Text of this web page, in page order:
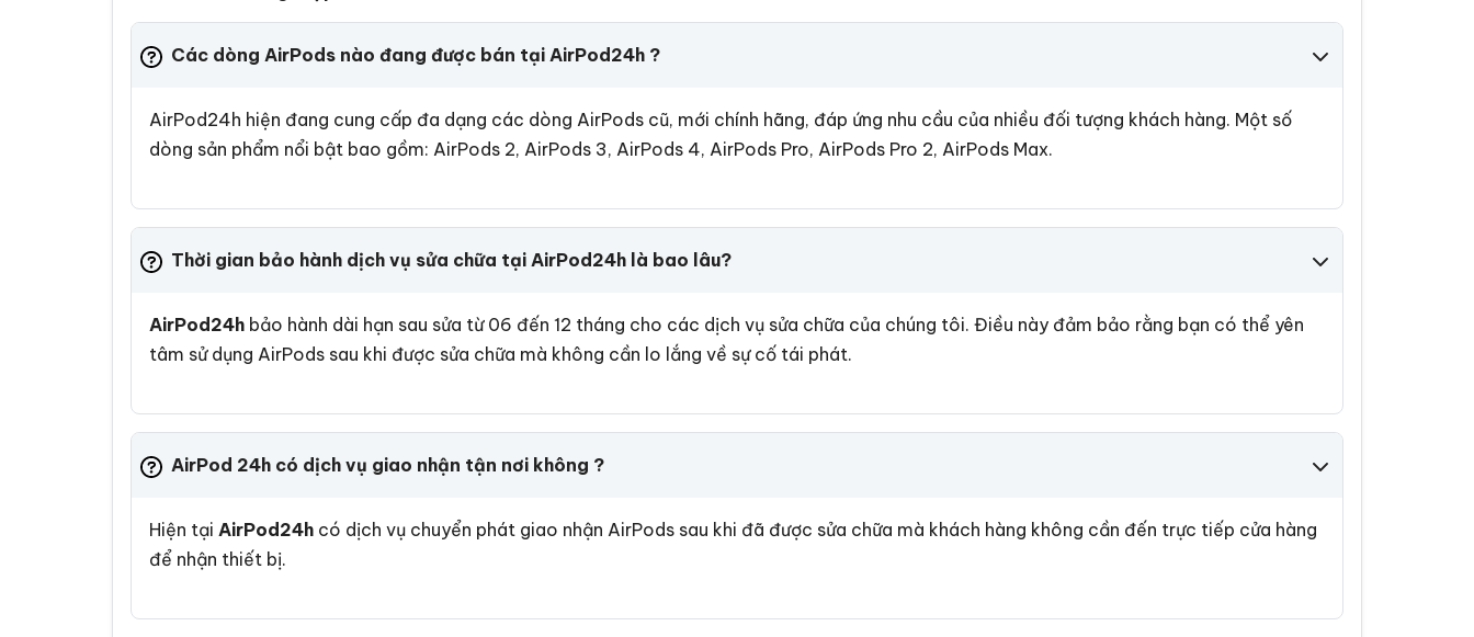
Các dòng AirPods nào đang được bán tại AirPod24h ?
AirPod24h hiện đang cung cấp đa dạng các dòng AirPods cũ, mới chính hãng, đáp ứng nhu cầu của nhiều đối tượng khách hàng. Một số
dòng sản phẩm nổi bật bao gồm: AirPods 2, AirPods 3, AirPods 4, AirPods Pro, AirPods Pro 2, AirPods Max.
Thời gian bảo hành dịch vụ sửa chữa tại AirPod24h là bao lâu?
AirPod24h bảo hành dài hạn sau sửa từ 06 đến 12 tháng cho các dịch vụ sửa chữa của chúng tôi. Điều này đảm bảo rằng bạn có thể yên
tâm sử dụng AirPods sau khi được sửa chữa mà không cần lo lắng về sự cố tái phát.
AirPod 24h có dịch vụ giao nhận tận nơi không ?
Hiện tại AirPod24h có dịch vụ chuyển phát giao nhận AirPods sau khi đã được sửa chữa mà khách hàng không cần đến trực tiếp cửa hàng
để nhận thiết bị.